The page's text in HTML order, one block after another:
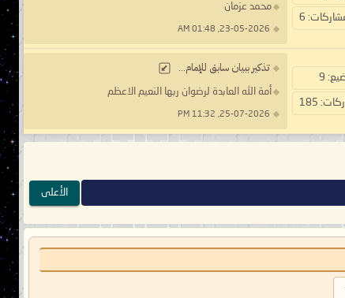
6
محمد عزمان
23-05-2026, 01:48 AM
9
185
تذكير ببيان سابق للإمام...
أمة الله العابدة لرضوان ربها النعيم الاعظم
25-07-2026, 11:32 PM
الأعلى